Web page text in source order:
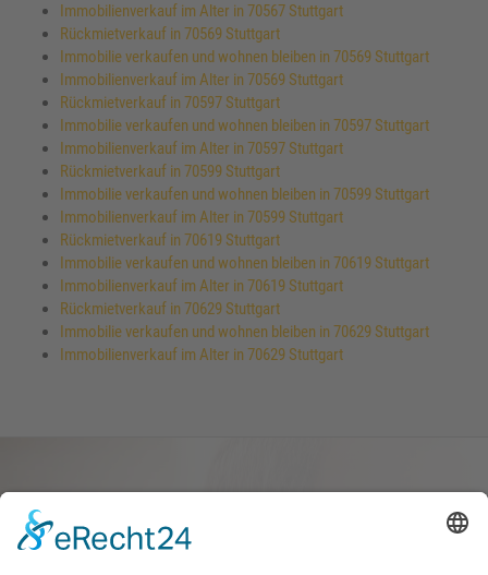
Immobilienverkauf im Alter in 70567 Stuttgart
Rückmietverkauf in 70569 Stuttgart
Immobilie verkaufen und wohnen bleiben in 70569 Stuttgart
Immobilienverkauf im Alter in 70569 Stuttgart
Rückmietverkauf in 70597 Stuttgart
Immobilie verkaufen und wohnen bleiben in 70597 Stuttgart
Immobilienverkauf im Alter in 70597 Stuttgart
Rückmietverkauf in 70599 Stuttgart
Immobilie verkaufen und wohnen bleiben in 70599 Stuttgart
Immobilienverkauf im Alter in 70599 Stuttgart
Rückmietverkauf in 70619 Stuttgart
Immobilie verkaufen und wohnen bleiben in 70619 Stuttgart
Immobilienverkauf im Alter in 70619 Stuttgart
Rückmietverkauf in 70629 Stuttgart
Immobilie verkaufen und wohnen bleiben in 70629 Stuttgart
Immobilienverkauf im Alter in 70629 Stuttgart
verkaufen und darin